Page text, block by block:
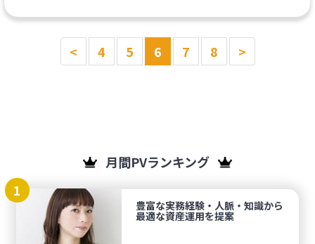
< 4 5 6 7 8 >
月間PVランキング
1
豊富な実務経験・人脈・知識から
最適な資産運用を提案